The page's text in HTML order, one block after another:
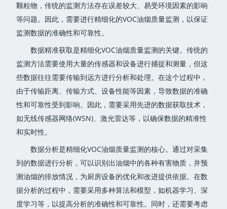
颗粒物，传统的监测方法存在误差较大、易受环境因素的影响
等问题。因此，需要进行精细化的VOC油烟质量监测，以保证
监测数据的准确性和可靠性。
数据精准获取是精细化VOC油烟质量监测的关键。传统的
监测方法需要使用大量的传感器和设备进行捕捉和测量，但这
些数据往往需要传输到远方进行分析和处理。在这个过程中，
由于传输距离、传输方式、设备性能等因素，导致数据的准确
性和可靠性受到影响。因此，需要采用先进的数据获取技术，
如无线传感器网络(WSN)、激光雷达等，以确保数据的精准性
和实时性。
数据分析是精细化VOC油烟质量监测的核心。通过对采集
到的数据进行分析，可以识别出油烟中的各种有害物质，并预
测油烟的排放情况，为厨房设备的优化和改进提供依据。在数
据分析的过程中，需要采用多种算法和模型，如机器学习、深
度学习等，以提高分析的准确性和可靠性。同时，还需要考虑